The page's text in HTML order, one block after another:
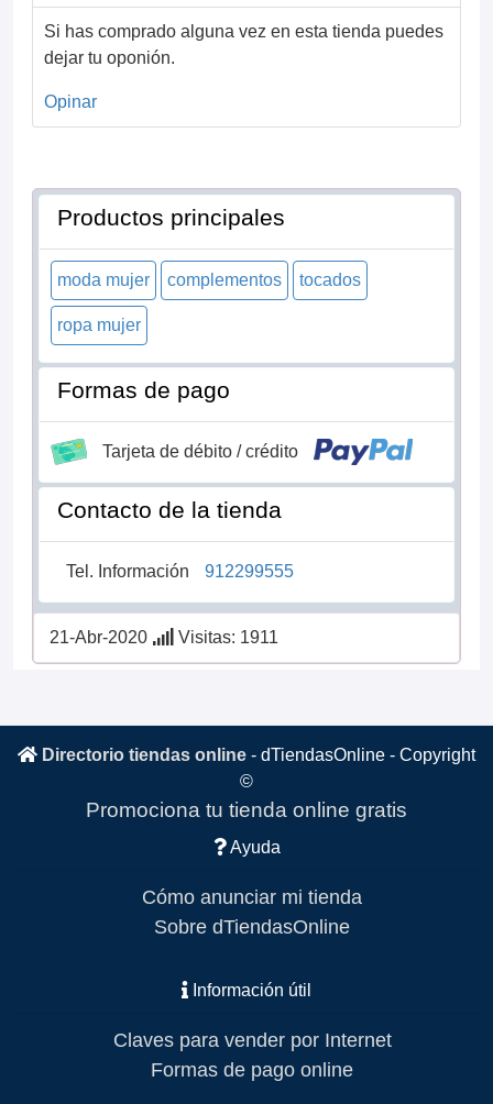
Si has comprado alguna vez en esta tienda puedes
dejar tu oponión.
Opinar
Productos principales
moda mujer complementos tocados
ropa mujer
Formas de pago
Tarjeta de débito / crédito
Contacto de la tienda
Tel. Información 912299555
21-Abr-2020 Visitas: 1911
Directorio tiendas online - dTiendasOnline - Copyright
©
Promociona tu tienda online gratis
Ayuda
Cómo anunciar mi tienda
Sobre dTiendasOnline
Información útil
Claves para vender por Internet
Formas de pago online